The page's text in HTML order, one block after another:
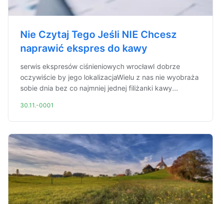
Nie Czytaj Tego Jeśli NIE Chcesz
naprawić ekspres do kawy
serwis ekspresów ciśnieniowych wrocławI dobrze
oczywiście by jego lokalizacjaWielu z nas nie wyobraża
sobie dnia bez co najmniej jednej filiżanki kawy...
30.11.-0001